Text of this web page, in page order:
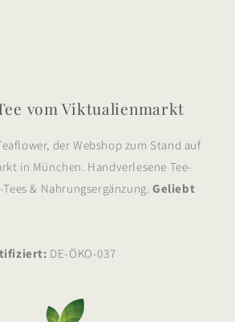
vom Viktualienmarkt
der Webshop zum Stand auf
in München. Handverlesene Tee-
& Nahrungsergänzung.Geliebt
DE-ÖKO-037